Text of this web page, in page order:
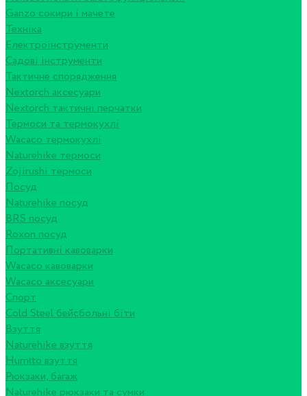
Ganzo сокири і мачете
Техніка
Електроінструменти
Садові інструменти
Тактичне спорядження
Nextorch аксесуари
Nextorch тактичні перчатки
Термоси та термокухлі
Wacaco термокухлі
Naturehike термоси
Zojirushi термоси
Посуд
Naturehike посуд
BRS посуд
Roxon посуд
Портативні кавоварки
Wacaco кавоварки
Wacaco аксесуари
Спорт
Cold Steel бейсбольні біти
Взуття
Naturehike взуття
Humtto взуття
Рюкзаки, багаж
Naturehike рюкзаки та сумки